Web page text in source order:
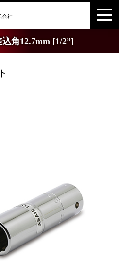
角12.7mm [1/2”]